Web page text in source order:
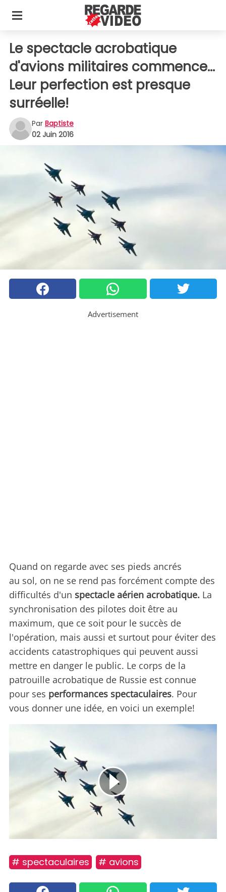
Le spectacle acrobatique
d'avions militaires commence...
Leur perfection est presque
surréelle!
Par Baptiste
02 Juin 2016
Advertisement
Quand on regarde avec ses pieds ancrés
au sol, on ne se rend pas forcément compte des
difficultés d'un spectacle aérien acrobatique. La
synchronisation des pilotes doit être au
maximum, que ce soit pour le succès de
l'opération, mais aussi et surtout pour éviter des
accidents catastrophiques qui peuvent aussi
mettre en danger le public. Le corps de la
patrouille acrobatique de Russie est connue
pour ses performances spectaculaires. Pour
vous donner une idée, en voici un exemple!
# spectaculaires # avions